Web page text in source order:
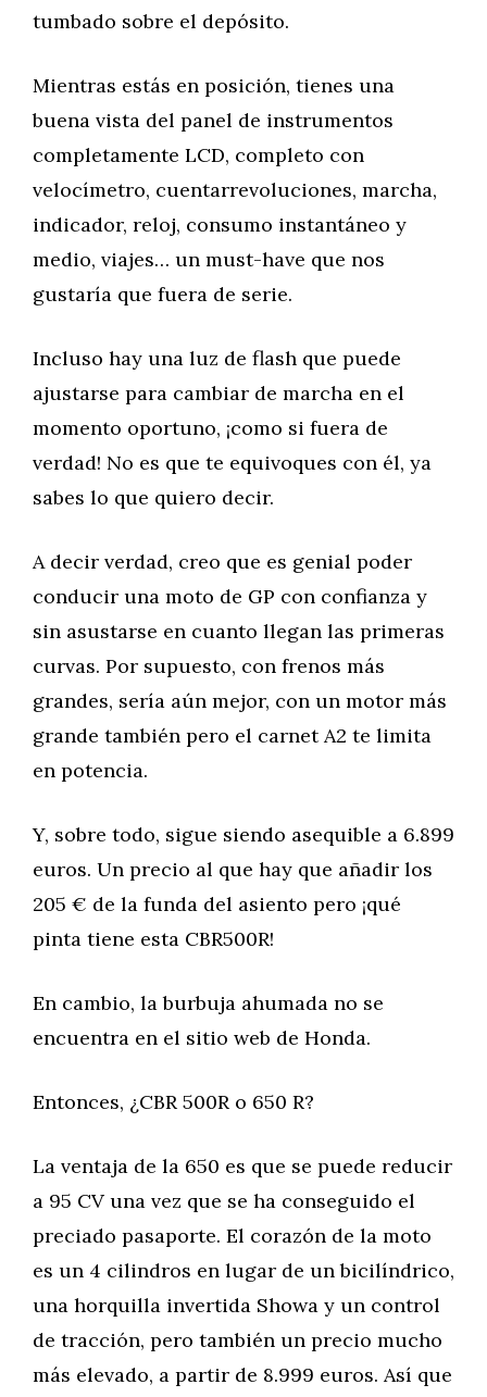
tumbado sobre el depósito.
Mientras estás en posición, tienes una
buena vista del panel de instrumentos
completamente LCD, completo con
velocímetro, cuentarrevoluciones, marcha,
indicador, reloj, consumo instantáneo y
medio, viajes… un must-have que nos
gustaría que fuera de serie.
Incluso hay una luz de flash que puede
ajustarse para cambiar de marcha en el
momento oportuno, ¡como si fuera de
verdad! No es que te equivoques con él, ya
sabes lo que quiero decir.
A decir verdad, creo que es genial poder
conducir una moto de GP con confianza y
sin asustarse en cuanto llegan las primeras
curvas. Por supuesto, con frenos más
grandes, sería aún mejor, con un motor más
grande también pero el carnet A2 te limita
en potencia.
Y, sobre todo, sigue siendo asequible a 6.899
euros. Un precio al que hay que añadir los
205 € de la funda del asiento pero ¡qué
pinta tiene esta CBR500R!
En cambio, la burbuja ahumada no se
encuentra en el sitio web de Honda.
Entonces, ¿CBR 500R o 650 R?
La ventaja de la 650 es que se puede reducir
a 95 CV una vez que se ha conseguido el
preciado pasaporte. El corazón de la moto
es un 4 cilindros en lugar de un bicilíndrico,
una horquilla invertida Showa y un control
de tracción, pero también un precio mucho
más elevado, a partir de 8.999 euros. Así que